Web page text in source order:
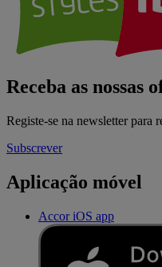
Receba as nossas
Registe-se na newsletter para
Subscrever
Aplicação móvel
Accor iOS app